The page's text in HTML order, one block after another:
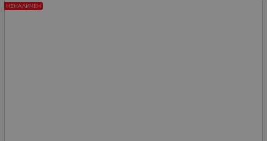
НЕНАЛИЧЕН